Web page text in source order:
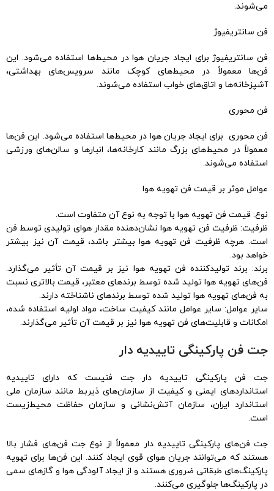
می‌شوند.
فن سانتریفیوژ
فن سانتریفیوژ برای ایجاد جریان هوا در محیط‌ها استفاده می‌شود. این
فن‌ها معمولاً در محیط‌های کوچک مانند سرویس‌های بهداشتی،
آشپزخانه‌ها و اتاق‌های خواب استفاده می‌شوند.
فن محوری
فن محوری برای ایجاد جریان هوا در محیط‌ها استفاده می‌شود. این فن‌ها
معمولاً در محیط‌های بزرگ مانند کارخانه‌ها، انبارها و سالن‌های ورزشی
استفاده می‌شوند.
عوامل موثر بر قیمت فن تهویه هوا
نوع: قیمت فن تهویه هوا با توجه به نوع آن متفاوت است.
ظرفیت: ظرفیت فن تهویه هوا نشان‌دهنده مقدار هوای تولیدی توسط فن
است. هرچه ظرفیت فن تهویه هوا بیشتر باشد، قیمت آن نیز بیشتر
خواهد بود.
برند: برند تولیدکننده فن تهویه هوا نیز بر قیمت آن تأثیر می‌گذارد.
فن‌های تهویه هوا تولید شده توسط برندهای معتبر، قیمت بالاتری نسبت
به فن‌های تهویه هوا تولید شده توسط برندهای ناشناخته دارند.
سایر عوامل: سایر عوامل مانند کیفیت ساخت، مواد اولیه استفاده شده،
امکانات و قابلیت‌های فن تهویه هوا نیز بر قیمت آن تأثیر می‌گذارند.
جت فن پارکینگی تاییدیه دار
جت فن پارکینگی تاییدیه دار جت فنیست که دارای تاییدیه
استانداردهای ایمنی و کیفیت از سازمان‌های ذیربط مانند سازمان ملی
استاندارد ایران، سازمان آتش‌نشانی و سازمان حفاظت محیط‌زیست
است.
جت فن‌های پارکینگی تاییدیه دار معمولاً از نوع جت فن‌های فشار بالا
هستند که می‌توانند جریان هوای قوی ایجاد کنند. این فن‌ها برای تهویه
پارکینگ‌های طبقاتی ضروری هستند و از ایجاد آلودگی هوا و گازهای سمی
در پارکینگ‌ها جلوگیری می‌کنند.